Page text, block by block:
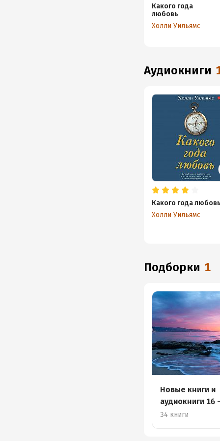
Какого года
любовь
Холли Уильямс
аудиокниги
Какого года
Холли Уильямс
Подборки 1
Новые книги и
аудиокниги 16
октября
34 книги